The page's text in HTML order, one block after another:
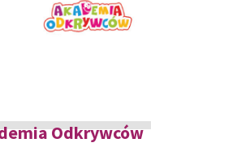
Odkrywców